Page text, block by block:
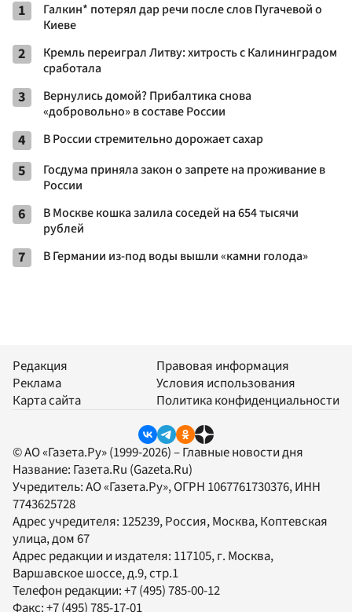
1
Галкин* потерял дар речи после слов Пугачевой о
Киеве
2
Кремль переиграл Литву: хитрость с Калининградом
сработала
3
Вернулись домой? Прибалтика снова
«добровольно» в составе России
4 В России стремительно дорожает сахар
5
Госдума приняла закон о запрете на проживание в
России
6
В Москве кошка залила соседей на 654 тысячи
рублей
7 В Германии из-под воды вышли «камни голода»
Редакция
Реклама
Карта сайта
Правовая информация
Условия использования
Политика конфиденциальности
© АО «Газета.Ру» (1999-2026) – Главные новости дня
Название: Газета.Ru (Gazeta.Ru)
Учредитель:АО «Газета.Ру», ОГРН 1067761730376, ИНН
7743625728
Адрес учредителя: 125239, Россия, Москва, Коптевская
улица, дом 67
Адрес редакции и издателя: 117105, г. Москва,
Варшавское шоссе, д.9, стр.1
Телефон редакции:+7 (495) 785-00-12
Факс:+7 (495) 785-17-01